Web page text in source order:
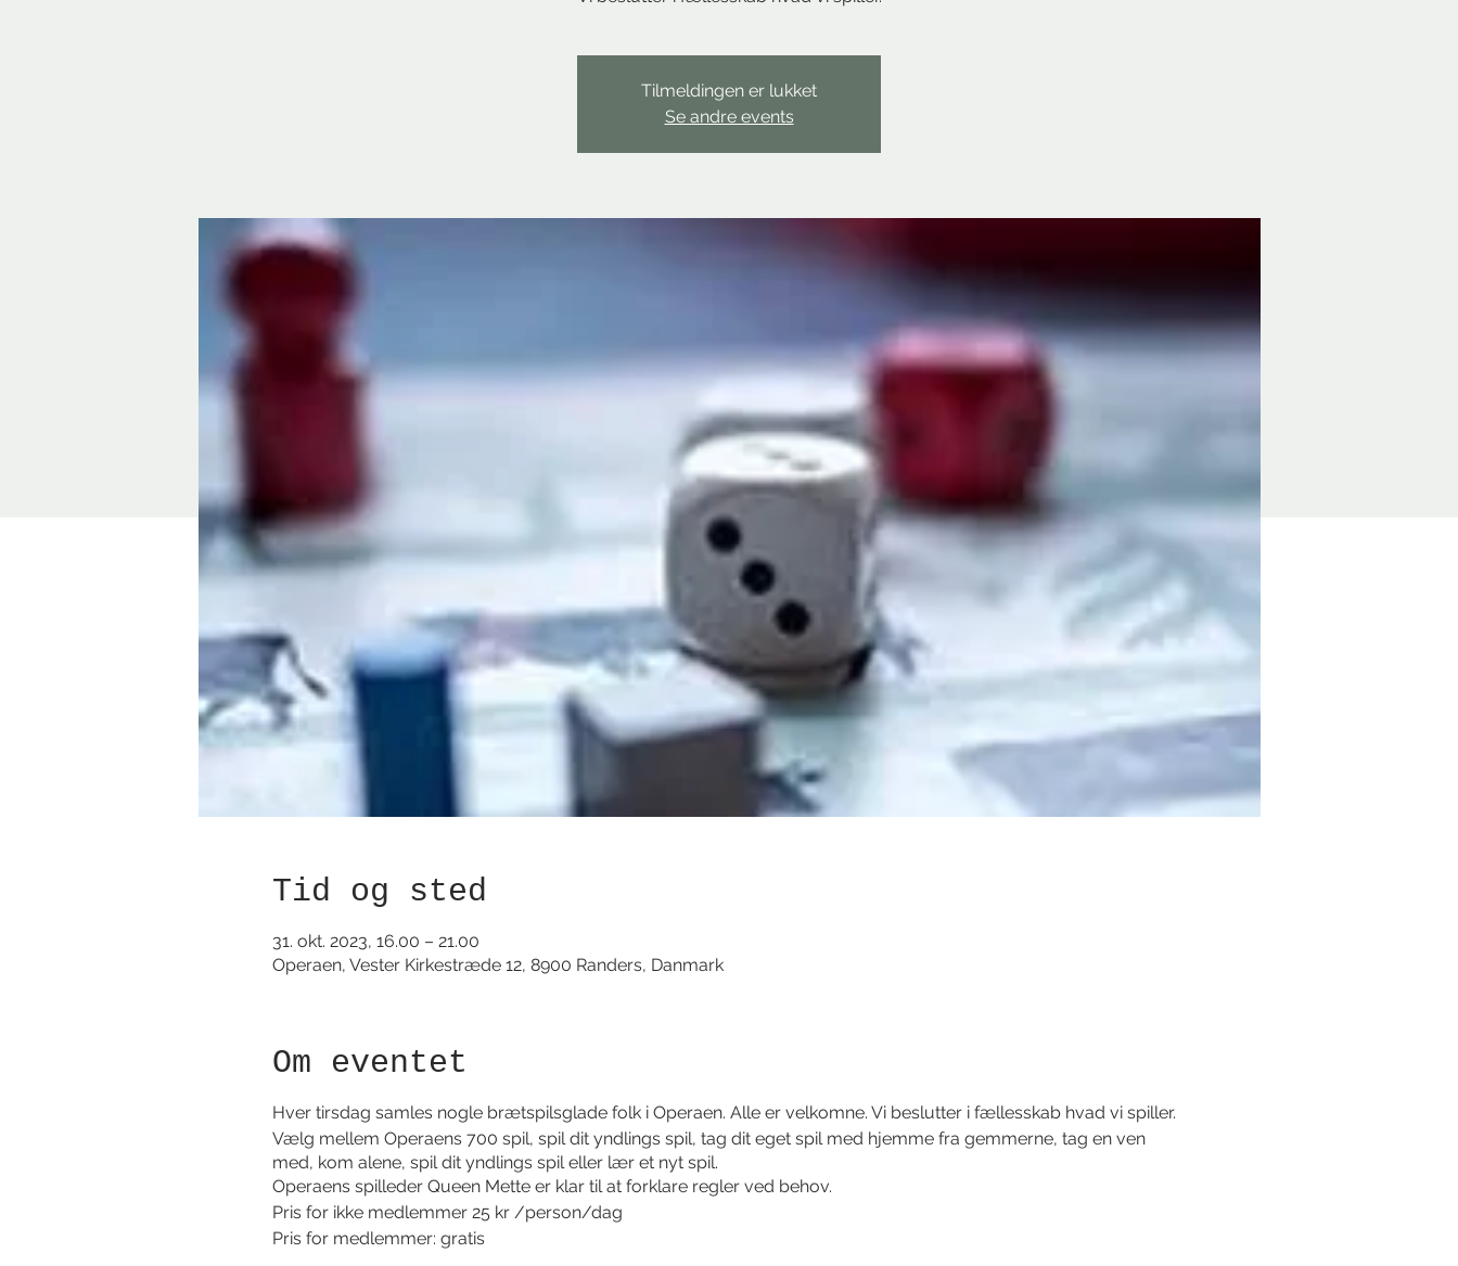
Tilmeldingen er lukket
Se andre events
Tid og sted
31. okt. 2023, 16.00 – 21.00
Operaen, Vester Kirkestræde 12, 8900 Randers, Danmark
Om eventet
Hver tirsdag samles nogle brætspilsglade folk i Operaen. Alle er velkomne. Vi beslutter i fællesskab hvad vi spiller.
Vælg mellem Operaens 700 spil, spil dit yndlings spil, tag dit eget spil med hjemme fra gemmerne, tag en ven
med, kom alene, spil dit yndlings spil eller lær et nyt spil.
Operaens spilleder Queen Mette er klar til at forklare regler ved behov.
Pris for ikke medlemmer 25 kr /person/dag
Pris for medlemmer: gratis